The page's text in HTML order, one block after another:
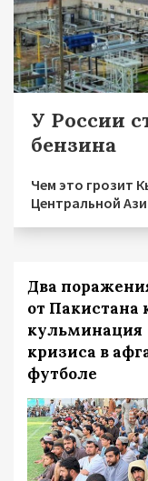
У России
бензина
Чем это грозит
Центральной
Два
от Пакистана
кульминация
кризиса в
футболе